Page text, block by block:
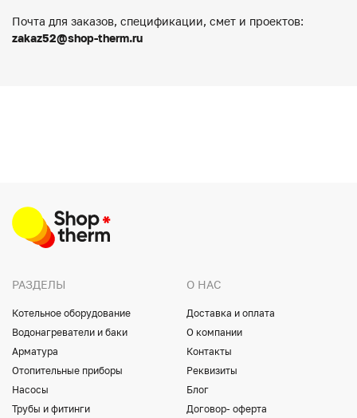
Почта для заказов, спецификации, смет и проектов:
zakaz52@shop-therm.ru
РАЗДЕЛЫ
Котельное оборудование
Водонагреватели и баки
Арматура
Отопительные приборы
Насосы
Трубы и фитинги
О НАС
Доставка и оплата
О компании
Контакты
Реквизиты
Блог
Договор- оферта